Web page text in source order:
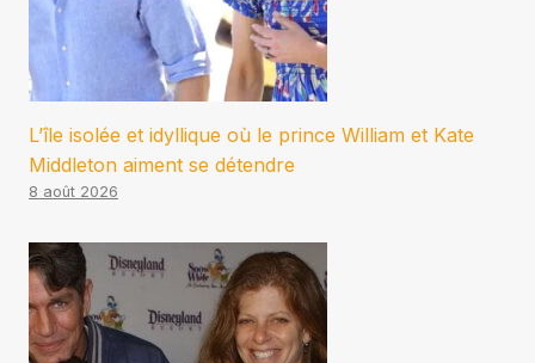
L’île isolée et idyllique où le prince William et Kate
Middleton aiment se détendre
8 août 2026